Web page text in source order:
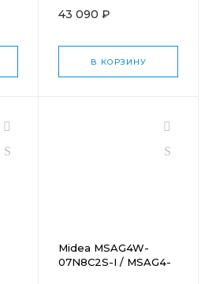
43 090 ₽
В КОРЗИНУ
Midea MSAG4W-
07N8C2S-I / MSAG4-